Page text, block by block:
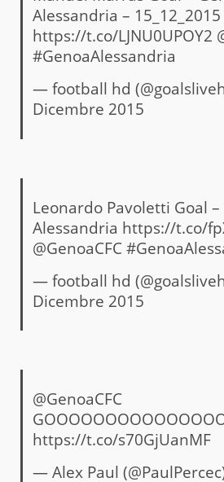
Alessandria – 15_12_2015
https://t.co/LJNU0UPOY2
#GenoaAlessandria
— football hd
Dicembre 2015
Leonardo Pavoletti Goal –
Alessandria https://t.co/
@GenoaCFC
— football hd
Dicembre 2015
@GenoaCFC
https://t.co/s70GjUanMF
— Alex Paul